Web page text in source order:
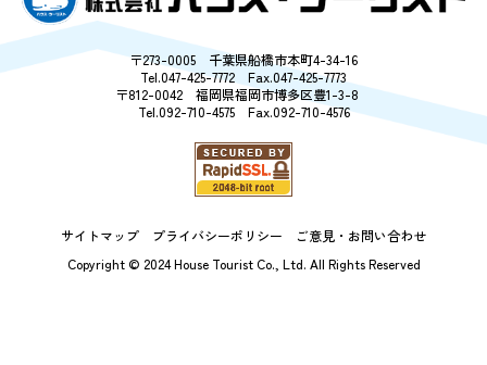
売却相談
会社案内
〒273-0005 千葉県船橋市本町4-34-16
Tel.047-425-7772 Fax.047-425-7773
〒812-0042 福岡県福岡市博多区豊1-3-8
Tel.092-710-4575 Fax.092-710-4576
Copyright © 2024 House Tourist Co., Ltd. All Rights Reserved
サイトマップ プライバシーポリシー ご意見・お問い合わせ